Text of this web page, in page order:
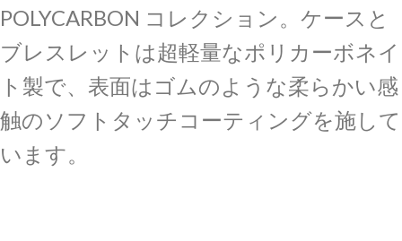
POLYCARBON コレクション。ケースと
ブレスレットは超軽量なポリカーボネイ
ト製で、表面はゴムのような柔らかい感
触のソフトタッチコーティングを施して
います。